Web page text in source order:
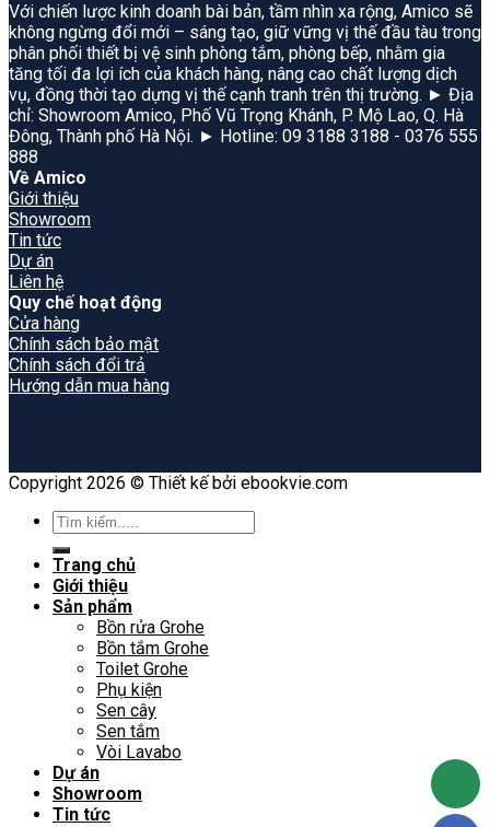
Với chiến lược kinh doanh bài bản, tầm nhìn xa rộng, Amico sẽ
không ngừng đổi mới – sáng tạo, giữ vững vị thế đầu tàu trong
phân phối thiết bị vệ sinh phòng tắm, phòng bếp, nhằm gia
tăng tối đa lợi ích của khách hàng, nâng cao chất lượng dịch
vụ, đồng thời tạo dựng vị thế cạnh tranh trên thị trường. ► Địa
chỉ: Showroom Amico, Phố Vũ Trọng Khánh, P. Mộ Lao, Q. Hà
Đông, Thành phố Hà Nội. ► Hotline: 09 3188 3188 - 0376 555
888
Về Amico
Giới thiệu
Showroom
Tin tức
Dự án
Liên hệ
Quy chế hoạt động
Cửa hàng
Chính sách bảo mật
Chính sách đổi trả
Hướng dẫn mua hàng
Copyright 2026 © Thiết kế bởi ebookvie.com
Search
for:
Trang chủ
Giới thiệu
Sản phẩm
Bồn rửa Grohe
Bồn tắm Grohe
Toilet Grohe
Phụ kiện
Sen cây
Sen tắm
Vòi Lavabo
Dự án
Showroom
Tin tức